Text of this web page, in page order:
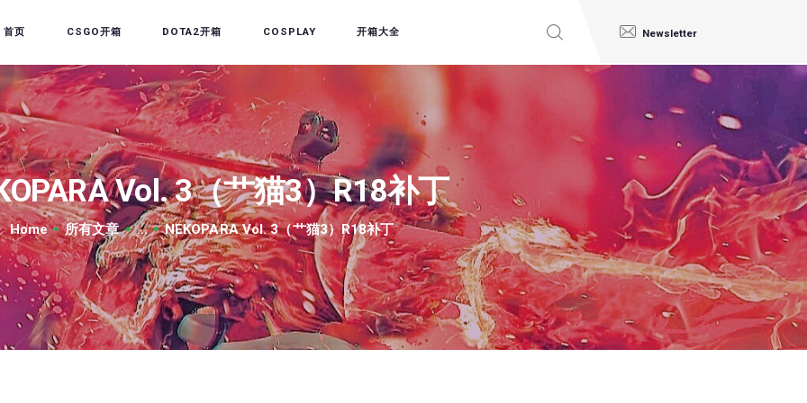
首页 CSGO开箱 DOTA2开箱 COSPLAY 开箱大全 Newsletter
Vol. 3（艹猫3）R18补丁
Home 所有文章 ... NEKOPARA Vol. 3（艹猫3）R18补丁
CSGO开箱
DOTA2开箱
开箱教程
CSGO/DOTA2/绝地求生
第三方开箱
COSPLAY
CSGO音乐盒
CSGO手套